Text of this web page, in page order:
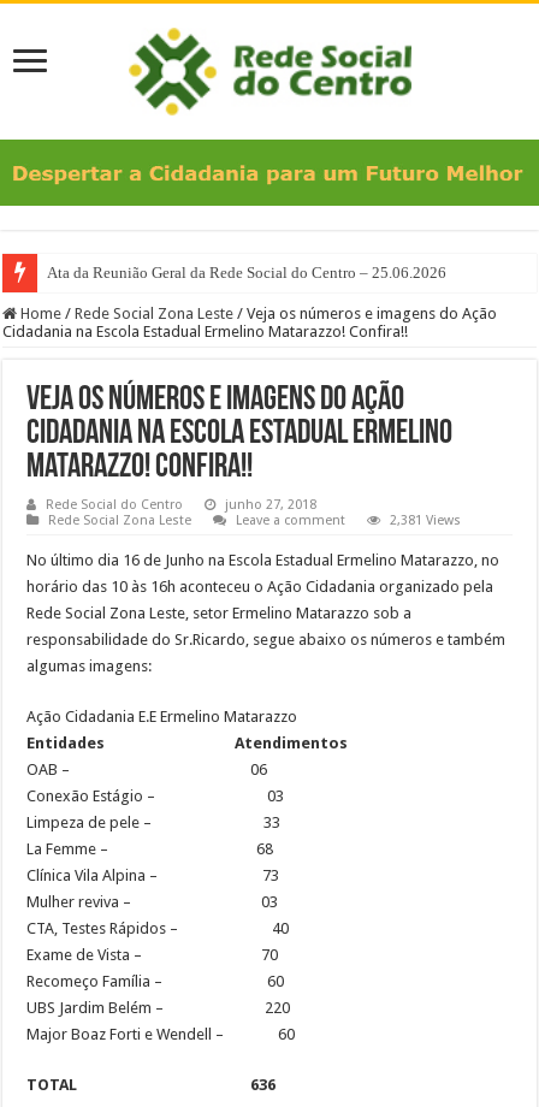
Ata da Reunião Geral da Rede Social do Centro – 25.06.2026
Home / Rede Social Zona Leste / Veja os números e imagens do Ação
Cidadania na Escola Estadual Ermelino Matarazzo! Confira!!
Veja os números e imagens do Ação
Cidadania na Escola Estadual Ermelino
Matarazzo! Confira!!
Rede Social do Centro
junho 27, 2018
Rede Social Zona Leste
Leave a comment 2,381 Views
No último dia 16 de Junho na Escola Estadual Ermelino Matarazzo, no
horário das 10 às 16h aconteceu o Ação Cidadania organizado pela
Rede Social Zona Leste, setor Ermelino Matarazzo sob a
responsabilidade do Sr.Ricardo, segue abaixo os números e também
algumas imagens:
Ação Cidadania E.E Ermelino Matarazzo
Entidades Atendimentos
OAB – 06
Conexão Estágio – 03
Limpeza de pele – 33
La Femme – 68
Clínica Vila Alpina – 73
Mulher reviva – 03
CTA, Testes Rápidos – 40
Exame de Vista – 70
Recomeço Família – 60
UBS Jardim Belém – 220
Major Boaz Forti e Wendell – 60
TOTAL 636